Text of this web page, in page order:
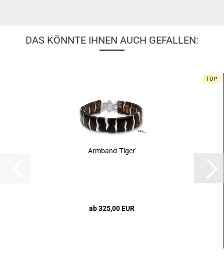
DAS KÖNNTE IHNEN AUCH GEFALLEN:
TOP
Armband 'Tiger'
ab 325,00 EUR